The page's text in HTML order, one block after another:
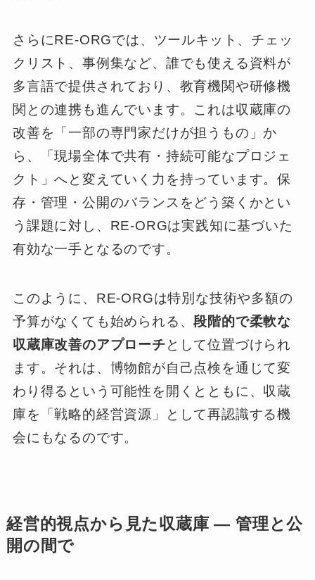
さらにRE-ORGでは、ツールキット、チェッ
クリスト、事例集など、誰でも使える資料が
多言語で提供されており、教育機関や研修機
関との連携も進んでいます。これは収蔵庫の
改善を「一部の専門家だけが担うもの」か
ら、「現場全体で共有・持続可能なプロジェ
クト」へと変えていく力を持っています。保
存・管理・公開のバランスをどう築くかとい
う課題に対し、RE-ORGは実践知に基づいた
有効な一手となるのです。
このように、RE-ORGは特別な技術や多額の
予算がなくても始められる、段階的で柔軟な
収蔵庫改善のアプローチとして位置づけられ
ます。それは、博物館が自己点検を通じて変
わり得るという可能性を開くとともに、収蔵
庫を「戦略的経営資源」として再認識する機
会にもなるのです。
経営的視点から見た収蔵庫 ― 管理と公
開の間で